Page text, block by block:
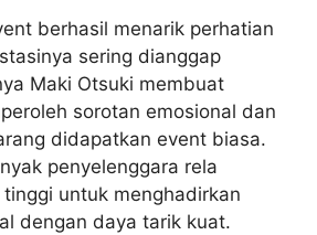
berhasil menarik perhatian
sering dianggap
Maki Otsuki membuat
sorotan emosional dan
didapatkan event biasa.
penyelenggara rela
untuk menghadirkan
dengan daya tarik kuat.